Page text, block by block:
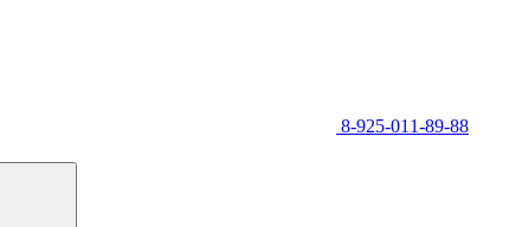
8-925-011-89-88